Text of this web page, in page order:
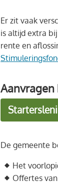
Er zit vaak
is altijd extra
rente en
Aanvragen
De gemeente
Het
Offertes